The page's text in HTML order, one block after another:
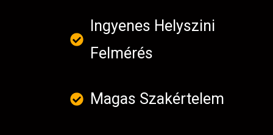
Ingyenes Helyszini
Felmérés
Magas Szakértelem